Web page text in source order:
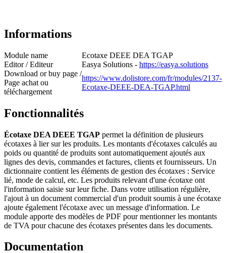
Informations
Module name
Ecotaxe DEEE DEA TGAP
Editor / Editeur
Easya Solutions - https://easya.solutions
Download or buy page /
Page achat ou
téléchargement
https://www.dolistore.com/fr/modules/2137-
Ecotaxe-DEEE-DEA-TGAP.html
Fonctionnalités
Écotaxe DEA DEEE TGAP permet la définition de plusieurs
écotaxes à lier sur les produits. Les montants d'écotaxes calculés au
poids ou quantité de produits sont automatiquement ajoutés aux
lignes des devis, commandes et factures, clients et fournisseurs. Un
dictionnaire contient les éléments de gestion des écotaxes : Service
lié, mode de calcul, etc. Les produits relevant d'une écotaxe ont
l'information saisie sur leur fiche. Dans votre utilisation régulière,
l'ajout à un document commercial d'un produit soumis à une écotaxe
ajoute également l'écotaxe avec un message d'information. Le
module apporte des modèles de PDF pour mentionner les montants
de TVA pour chacune des écotaxes présentes dans les documents.
Documentation